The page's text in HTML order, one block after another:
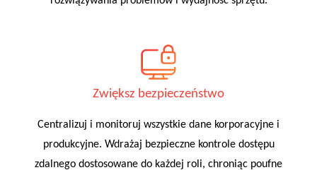
Zwiększ bezpieczeństwo
Centralizuj i monitoruj wszystkie dane korporacyjne i
produkcyjne. Wdrażaj bezpieczne kontrole dostępu
zdalnego dostosowane do każdej roli, chroniąc poufne